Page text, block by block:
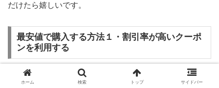
だけたら嬉しいです。
最安値で購入する方法１・割引率が高いクーポ
ンを利用する
最もシンプルで効果的な節約方法は、割引率の高いクーポ
ホーム 検索 トップ サイドバー